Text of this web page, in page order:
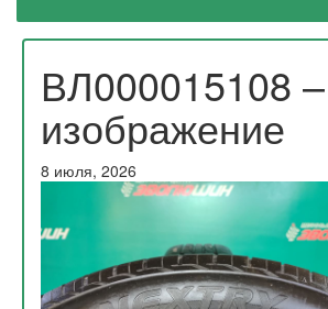
ВЛ000015108 –
изображение
8 июля, 2026